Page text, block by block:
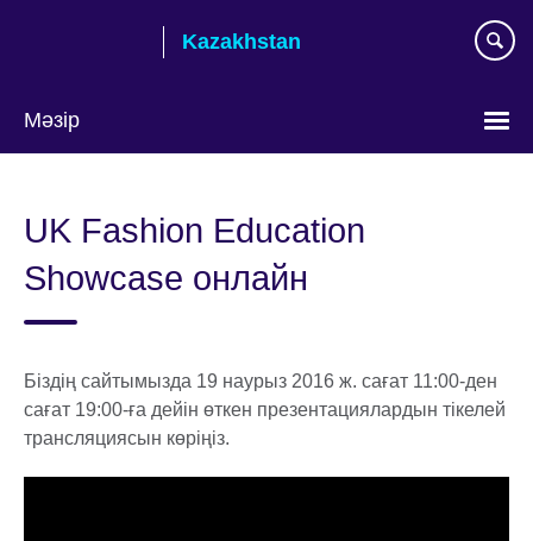
Kazakhstan
Мәзір
UK Fashion Education
Showcase онлайн
Біздің сайтымызда 19 наурыз 2016 ж. сағат 11:00-ден
сағат 19:00-ға дейін өткен презентациялардын тікелей
трансляциясын көріңіз.